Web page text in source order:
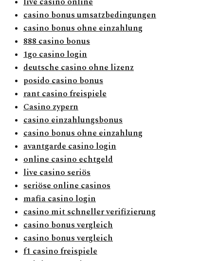
casino bonus umsatzbedingungen
casino bonus ohne einzahlung
888 casino bonus
1go casino login
deutsche casino ohne lizenz
posido casino bonus
rant casino freispiele
Casino zypern
casino einzahlungsbonus
casino bonus ohne einzahlung
avantgarde casino login
online casino echtgeld
live casino seriös
seriöse online casinos
mafia casino login
casino mit schneller verifizierung
casino bonus vergleich
casino bonus vergleich
f1 casino freispiele